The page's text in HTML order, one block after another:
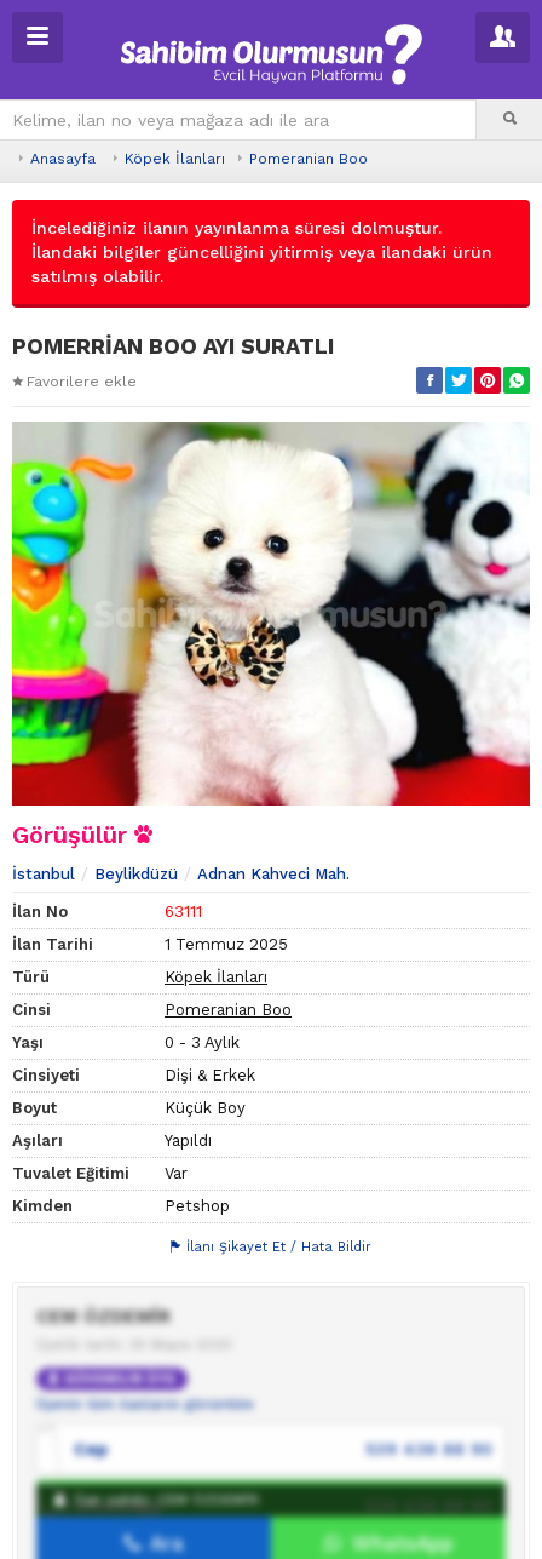
Anasayfa Köpek İlanları Pomeranian Boo
İncelediğiniz ilanın yayınlanma süresi dolmuştur.
İlandaki bilgiler güncelliğini yitirmiş veya ilandaki ürün
satılmış olabilir.
POMERRİAN BOO AYI SURATLI
Favorilere ekle
Görüşülür
İstanbul Beylikdüzü Adnan Kahveci Mah.
İlan No
63111
İlan Tarihi
1 Temmuz 2025
Türü
Köpek İlanları
Cinsi
Pomeranian Boo
Yaşı
0 - 3 Aylık
Cinsiyeti
Dişi & Erkek
Boyut
Küçük Boy
Aşıları
Yapıldı
Tuvalet Eğitimi
Var
Kimden
Petshop
İlanı Şikayet Et / Hata Bildir
CEM ÖZDEMİR
Üyenin tüm ilanlarını görüntüle
Cep 539 436 88 90
WhatsApp
İlan sahibi: CEM ÖZDEMİR
Ara WhatsApp